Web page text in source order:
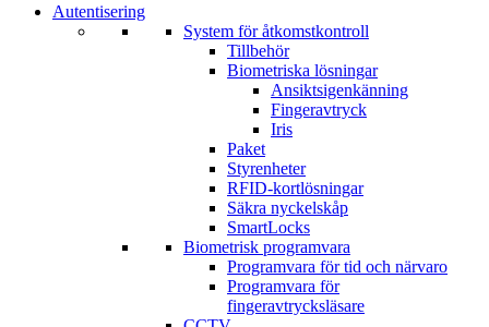
Autentisering
System för åtkomstkontroll
Tillbehör
Biometriska lösningar
Ansiktsigenkänning
Fingeravtryck
Iris
Paket
Styrenheter
RFID-kortlösningar
Säkra nyckelskåp
SmartLocks
Biometrisk programvara
Programvara för tid och närvaro
Programvara för
fingeravtrycksläsare